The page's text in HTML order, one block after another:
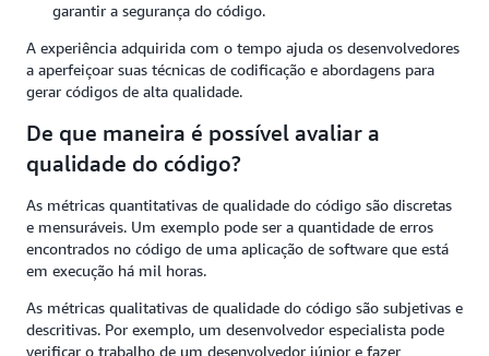
garantir a segurança do código.
A experiência adquirida com o tempo ajuda os desenvolvedores
a aperfeiçoar suas técnicas de codificação e abordagens para
gerar códigos de alta qualidade.
De que maneira é possível avaliar a
qualidade do código?
As métricas quantitativas de qualidade do código são discretas
e mensuráveis. Um exemplo pode ser a quantidade de erros
encontrados no código de uma aplicação de software que está
em execução há mil horas.
As métricas qualitativas de qualidade do código são subjetivas e
descritivas. Por exemplo, um desenvolvedor especialista pode
verificar o trabalho de um desenvolvedor júnior e fazer